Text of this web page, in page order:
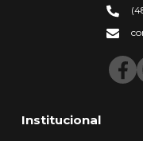
Institucional